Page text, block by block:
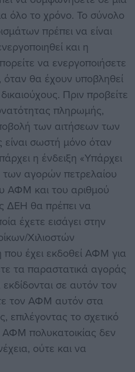
όλο το χρόνο. Το σύνολο
πρέπει να είναι
και η
να ενεργοποιήσετε
θα έχουν υποβληθεί
Πριν προβείτε
πληρωμής,
των αιτήσεων των
είναι σωστή μόνο όταν
η ένδειξη «Υπάρχει
των αγορών πετρελαίου
ΑΦΜ και του αριθμού
ΔΕΗ θα πρέπει να
έχετε εισάγει στην
Χιλιοστών
έχει εκδοθεί ΑΦΜ για
τα παραστατικά αγοράς
σε αυτόν τον
τον ΑΦΜ αυτόν στα
επιλέγοντας το σχετικό
πολυκατοικίας δεν
ούτε και να